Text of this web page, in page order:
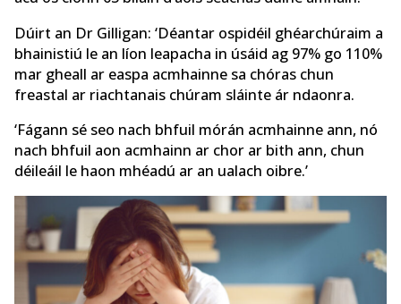
Dúirt an Dr Gilligan: ‘Déantar ospidéil ghéarchúraim a
bhainistiú le an líon leapacha in úsáid ag 97% go 110%
mar gheall ar easpa acmhainne sa chóras chun
freastal ar riachtanais chúram sláinte ár ndaonra.
‘Fágann sé seo nach bhfuil mórán acmhainne ann, nó
nach bhfuil aon acmhainn ar chor ar bith ann, chun
déileáil le haon mhéadú ar an ualach oibre.’